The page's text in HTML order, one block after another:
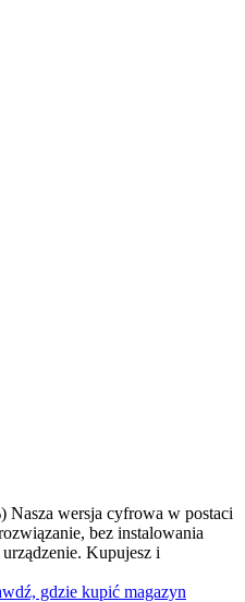
Nasza wersja cyfrowa w postaci
bez instalowania
Kupujesz i
gdzie kupić magazyn